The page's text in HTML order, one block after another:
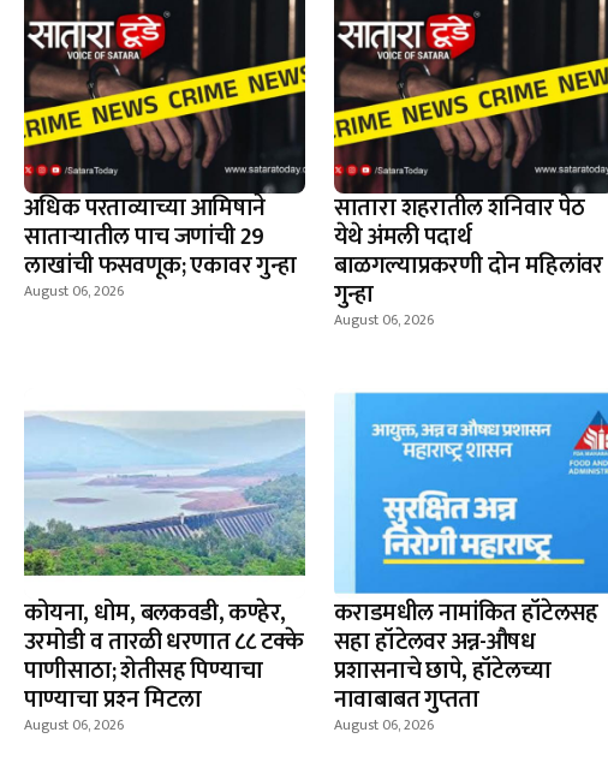
अधिक परताव्याच्या आमिषाने
साताऱ्यातील पाच जणांची 29
लाखांची फसवणूक; एकावर गुन्हा
August 06, 2026
सातारा शहरातील शनिवार पेठ
येथे अंमली पदार्थ
बाळगल्याप्रकरणी दोन महिलांवर
गुन्हा
August 06, 2026
कोयना, धोम, बलकवडी, कण्हेर,
उरमोडी व तारळी धरणात ८८ टक्के
पाणीसाठा; शेतीसह पिण्याचा
पाण्याचा प्रश्‍न मिटला
August 06, 2026
कराडमधील नामांकित हॉटेलसह
सहा हॉटेलवर अन्न-औषध
प्रशासनाचे छापे, हॉटेलच्या
नावाबाबत गुप्तता
August 06, 2026